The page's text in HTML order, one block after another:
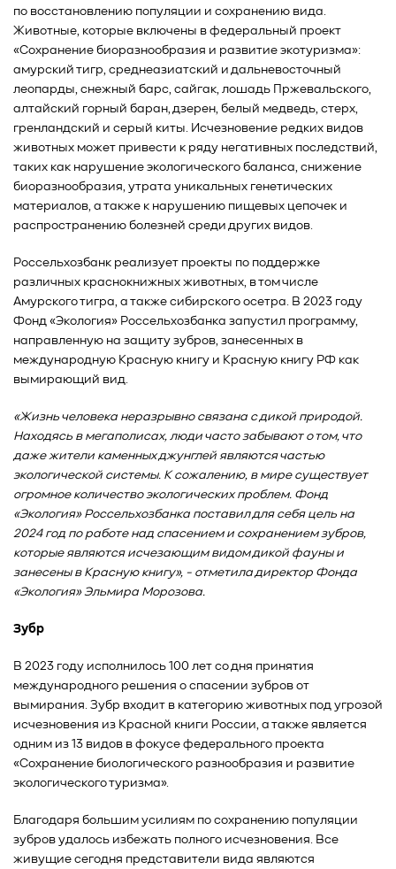
по восстановлению популяции и сохранению вида.
Животные, которые включены в федеральный проект
«Сохранение биоразнообразия и развитие экотуризма»:
амурский тигр, среднеазиатский и дальневосточный
леопарды, снежный барс, сайгак, лошадь Пржевальского,
алтайский горный баран, дзерен, белый медведь, стерх,
гренландский и серый киты. Исчезновение редких видов
животных может привести к ряду негативных последствий,
таких как нарушение экологического баланса, снижение
биоразнообразия, утрата уникальных генетических
материалов, а также к нарушению пищевых цепочек и
распространению болезней среди других видов.
Россельхозбанк реализует проекты по поддержке
различных краснокнижных животных, в том числе
Амурского тигра, а также сибирского осетра. В 2023 году
Фонд «Экология» Россельхозбанка запустил программу,
направленную на защиту зубров, занесенных в
международную Красную книгу и Красную книгу РФ как
вымирающий вид.
«Жизнь человека неразрывно связана с дикой природой.
Находясь в мегаполисах, люди часто забывают о том, что
даже жители каменных джунглей являются частью
экологической системы. К сожалению, в мире существует
огромное количество экологических проблем. Фонд
«Экология» Россельхозбанка поставил для себя цель на
2024 год по работе над спасением и сохранением зубров,
которые являются исчезающим видом дикой фауны и
занесены в Красную книгу», - отметила директор Фонда
«Экология» Эльмира Морозова.
Зубр
В 2023 году исполнилось 100 лет со дня принятия
международного решения о спасении зубров от
вымирания. Зубр входит в категорию животных под угрозой
исчезновения из Красной книги России, а также является
одним из 13 видов в фокусе федерального проекта
«Сохранение биологического разнообразия и развитие
экологического туризма».
Благодаря большим усилиям по сохранению популяции
зубров удалось избежать полного исчезновения. Все
живущие сегодня представители вида являются